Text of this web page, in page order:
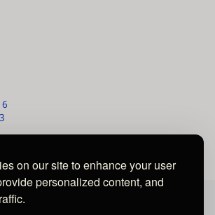
on our site to enhance your user
personalized content, and